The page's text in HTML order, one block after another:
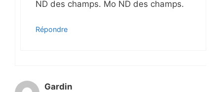
ND des champs. Mo ND des champs.
Répondre
Gardin